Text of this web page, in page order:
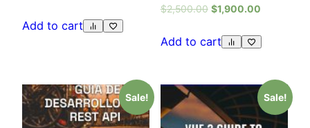
Add to cart
$2,500.00 $1,900.00
Add to cart
Sale! Sale!